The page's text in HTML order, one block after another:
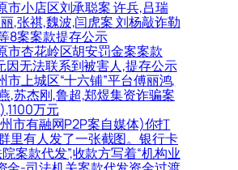
市小店区刘承聪案 许兵,吕瑞
,张祺,魏波,闫虎案 刘杨敲诈勒
8案案款提存公示
市杏花岭区胡安罚金案案款
因无法联系到被害人,提存公示
市上城区“十六铺”平台傅丽鸿,
,苏杰刚,鲁超,郑煜集资诈骗案
万元
市有融网P2P案自媒体)你打
里有人发了一张截图。银行卡
案款代发”,收款方写着“机构业